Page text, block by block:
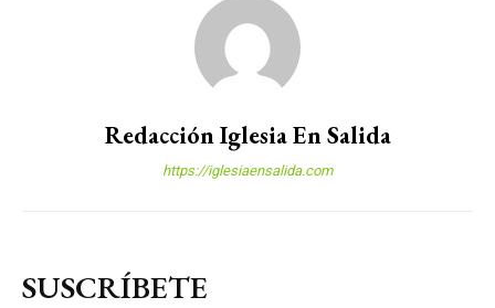
Redacción Iglesia En Salida
https://iglesiaensalida.com
SUSCRÍBETE